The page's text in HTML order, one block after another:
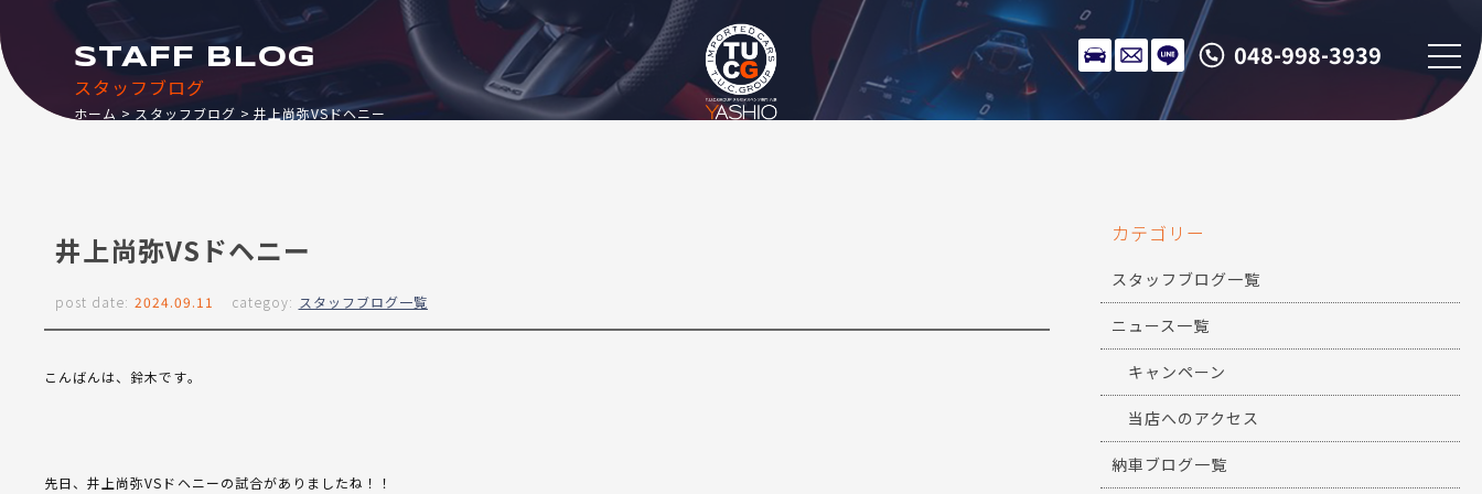
048-998-3939
スタッフブログ
STAFF BLOG
ホーム スタッフブログ 井上尚弥VSドヘニー
井上尚弥VSドヘニー
post date: 2024.09.11 categoy: スタッフブログ一覧
こんばんは、鈴木です。
先日、井上尚弥VSドヘニーの試合がありましたね！！
カテゴリー
スタッフブログ一覧
ニュース一覧
キャンペーン
当店へのアクセス
納車ブログ一覧